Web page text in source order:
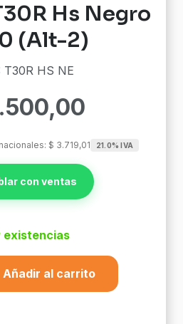
Hs Negro
(Alt-2)
T30R HS NE
$ 3.719,01 21.0% IVA
con ventas
existencias
Añadir al carrito